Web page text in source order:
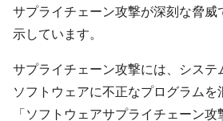
サプライチェーン攻撃が​深刻な​脅威
示しています。
サプライチェーン攻撃には、​システ
ソフトウェアに​不正な​プログラムを​
「ソフトウェアサプライチェーン攻